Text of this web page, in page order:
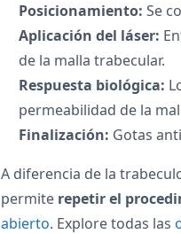
Posicionamiento: Se
Aplicación del láser:
de la malla trabecular.
Respuesta biológica:
permeabilidad de la
Finalización: Gotas
A diferencia de la
permite repetir el
abierto. Explore todas las